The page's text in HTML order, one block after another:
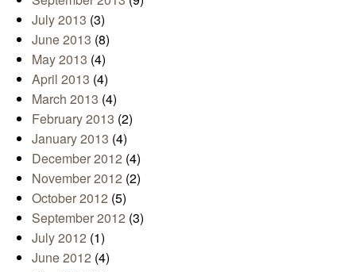
July 2013 (3)
June 2013 (8)
May 2013 (4)
April 2013 (4)
March 2013 (4)
February 2013 (2)
January 2013 (4)
December 2012 (4)
November 2012 (2)
October 2012 (5)
September 2012 (3)
July 2012 (1)
June 2012 (4)